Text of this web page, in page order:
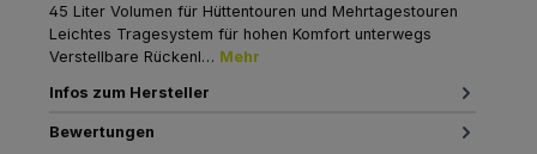
45 Liter Volumen für Hüttentouren und Mehrtagestouren
Leichtes Tragesystem für hohen Komfort unterwegs
Verstellbare Rückenl… Mehr
Infos zum Hersteller
Bewertungen